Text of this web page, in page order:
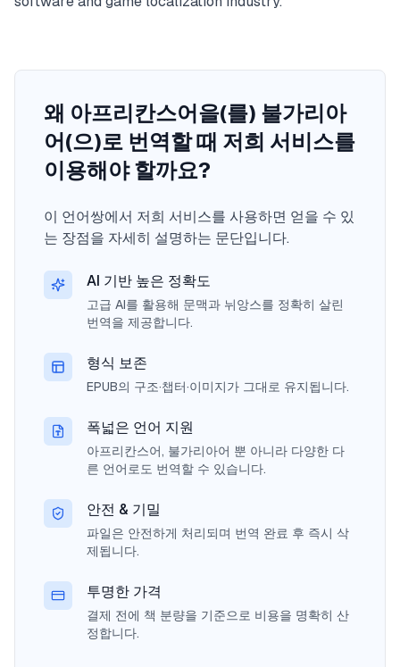
왜 아프리칸스어을(를) 불가리아
어(으)로 번역할 때 저희 서비스를
이용해야 할까요?
이 언어쌍에서 저희 서비스를 사용하면 얻을 수 있
는 장점을 자세히 설명하는 문단입니다.
AI 기반 높은 정확도
고급 AI를 활용해 문맥과 뉘앙스를 정확히 살린
번역을 제공합니다.
형식 보존
EPUB의 구조·챕터·이미지가 그대로 유지됩니다.
폭넓은 언어 지원
아프리칸스어, 불가리아어 뿐 아니라 다양한 다
른 언어로도 번역할 수 있습니다.
안전 & 기밀
파일은 안전하게 처리되며 번역 완료 후 즉시 삭
제됩니다.
투명한 가격
결제 전에 책 분량을 기준으로 비용을 명확히 산
정합니다.